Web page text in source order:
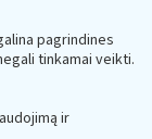
pagrindines
tinkamai veikti.
ir